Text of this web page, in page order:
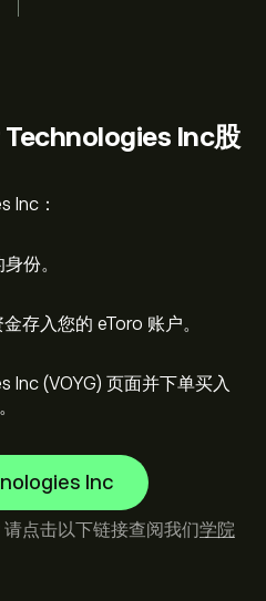
Inc股
Inc：
份。
存入您的 eToro 账户。
Inc (VOYG) 页面并下单买入
Inc
点击以下链接查阅我们学院